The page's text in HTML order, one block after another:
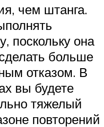
чем штанга.
поскольку она
больше
отказом. В
вы будете
тяжелый
повторений